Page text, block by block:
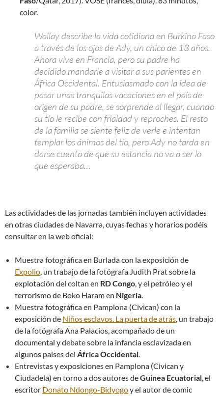
color.
Wallay describe la vida cotidiana en Burkina Faso
a través de los ojos de Ady, un chico de 13 años.
Ahora vive en Francia, pero su padre ha
decidido mandarle a visitar a sus parientes en
África Occidental. Entusiasmado con la idea de
pasar unas tranquilas vacaciones en el país de
origen de su padre, se sorprende al llegar, cuando
su tío le recibe con frialdad y reproches. El resto
de la familia se siente feliz de verle e intentan
templar los ánimos del tío, pero Ady no tarda en
darse cuenta de que su estancia no va a ser lo
que esperaba…
Las actividades de las jornadas también incluyen actividades
en otras ciudades de Navarra, cuyas fechas y horarios podéis
consultar en la web oficial:
Muestra fotográfica en Burlada con la exposición de
Expolio, un trabajo de la fotógrafa Judith Prat sobre la
explotación del coltan en RD Congo, y el petróleo y el
terrorismo de Boko Haram en Nigeria.
Muestra fotográfica en Pamplona (Civican) con la
exposición de Niños esclavos. La puerta de atrás, un trabajo
de la fotógrafa Ana Palacios, acompañado de un
documental y debate sobre la infancia esclavizada en
algunos países del África Occidental.
Entrevistas y exposiciones en Pamplona (Civican y
Ciudadela) en torno a dos autores deGuinea Ecuatorial, el
escritor Donato Ndongo-Bidyogoy el autor de comic